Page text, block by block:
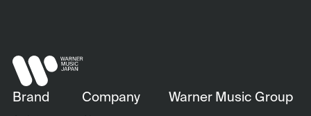
Brand Company Warner Music Group